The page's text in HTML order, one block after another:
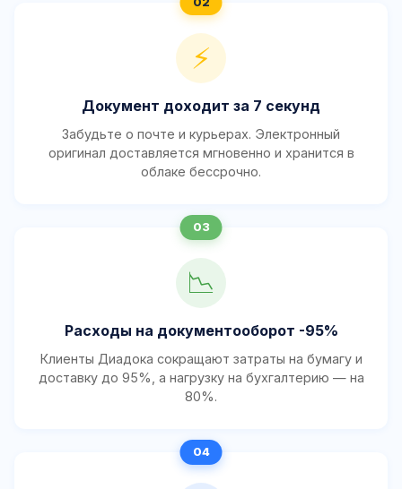
⚡
Документ доходит за 7 секунд
Забудьте о почте и курьерах. Электронный
оригинал доставляется мгновенно и хранится в
облаке бессрочно.
📉
Расходы на документооборот -95%
Клиенты Диадока сокращают затраты на бумагу и
доставку до 95%, а нагрузку на бухгалтерию — на
80%.